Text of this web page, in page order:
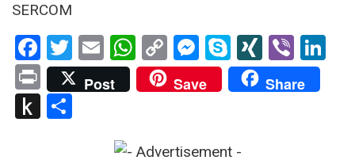
SERCOM
Facebook
Twitter
EmailWhatsApp
Copy
Link
Messenger
SkypeXINGViber
PrintPost Save Share
Push